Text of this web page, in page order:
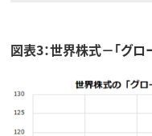
図表3：世界株式－「グ